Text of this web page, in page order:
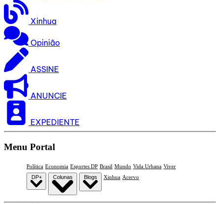
Xinhua
Opinião
ASSINE
ANUNCIE
EXPEDIENTE
Menu Portal
Política Economia Esportes DP Brasil Mundo Vida Urbana Viver
DP+
Colunas Blogs Xinhua Acervo